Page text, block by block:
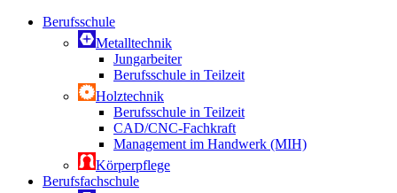
Berufsschule
Metalltechnik
Jungarbeiter
Berufsschule in Teilzeit
Holztechnik
Berufsschule in Teilzeit
CAD/CNC-Fachkraft
Management im Handwerk (MIH)
Körperpflege
Berufsfachschule